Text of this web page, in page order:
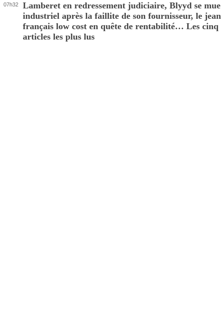
07h32
Lamberet en redressement judiciaire, Blyyd se mue
industriel après la faillite de son fournisseur, le jean
français low cost en quête de rentabilité… Les cinq
articles les plus lus